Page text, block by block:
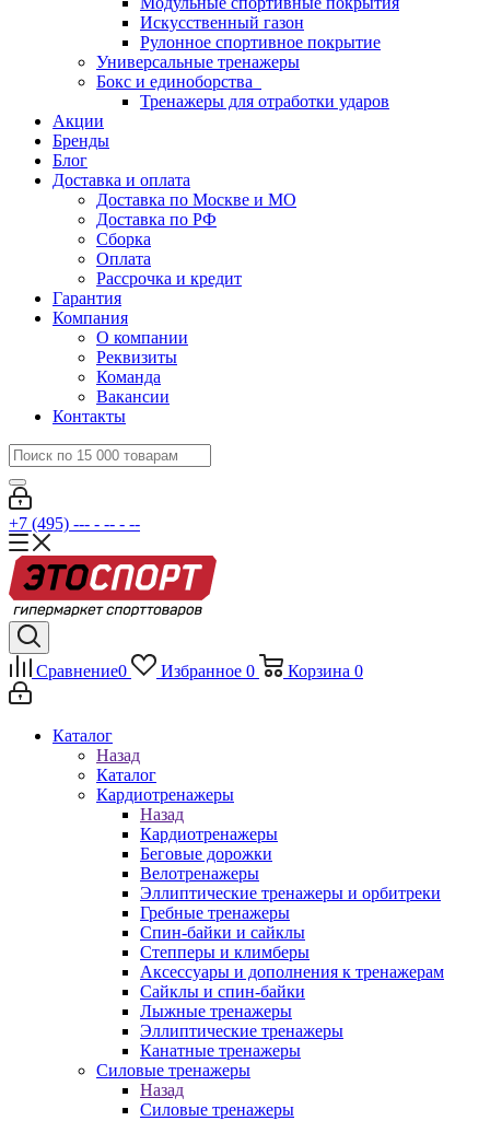
Искусственный газон
Рулонное спортивное покрытие
Универсальные тренажеры
Бокс и единоборства
Тренажеры для отработки ударов
Акции
Бренды
Блог
Доставка и оплата
Доставка по Москве и МО
Доставка по РФ
Сборка
Оплата
Рассрочка и кредит
Гарантия
Компания
О компании
Реквизиты
Команда
Вакансии
Контакты
+7 (495) --- - -- - --
Сравнение0 Избранное 0 Корзина 0
Каталог
Назад
Каталог
Кардиотренажеры
Назад
Кардиотренажеры
Беговые дорожки
Велотренажеры
Эллиптические тренажеры и орбитреки
Гребные тренажеры
Спин-байки и сайклы
Степперы и климберы
Аксессуары и дополнения к тренажерам
Сайклы и спин-байки
Лыжные тренажеры
Эллиптические тренажеры
Канатные тренажеры
Силовые тренажеры
Назад
Силовые тренажеры